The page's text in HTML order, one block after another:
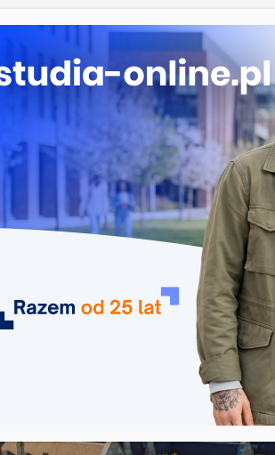
Uniwersytet Zielonogórski: Ruszył drugi
2026/2027!
Uniwersytet Rolniczy w Krakowie:
ewaluacji działalności naukowej
Dodatkowa rekrutacja na studia na UJD –
Długosza w Częstochowie
Bezpłatny webinar: Pierwsza publikacja
przygotować manuskrypt, który ma
opublikowany?
KIERUNKI RODZAJE STUDIÓW